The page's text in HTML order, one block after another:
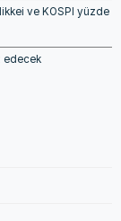
ve KOSPI yüzde
edecek